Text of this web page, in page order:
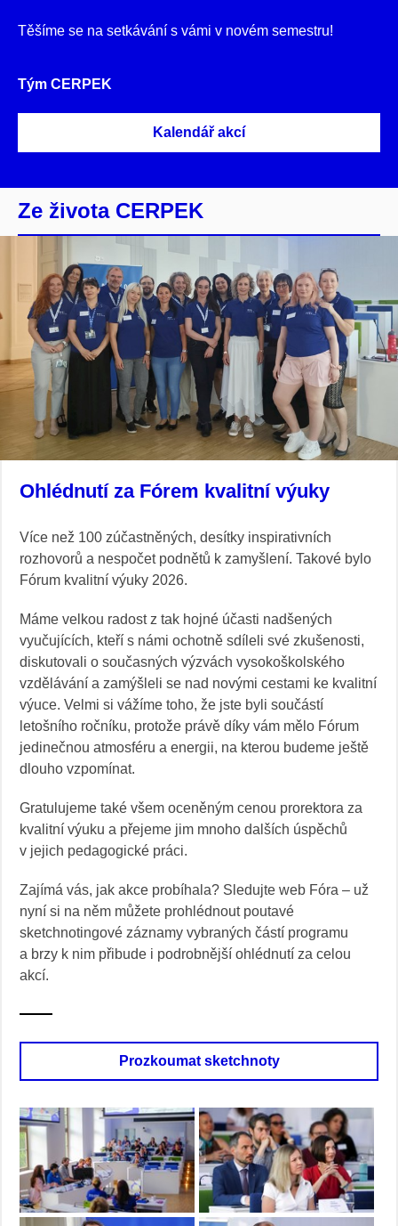
Těšíme se na setkávání s vámi v novém semestru!
Tým CERPEK
Kalendář akcí
Ze života CERPEK
Ohlédnutí za Fórem kvalitní výuky
Více než 100 zúčastněných, desítky inspirativních
rozhovorů a nespočet podnětů k zamyšlení. Takové bylo
Fórum kvalitní výuky 2026.
Máme velkou radost z tak hojné účasti nadšených
vyučujících, kteří s námi ochotně sdíleli své zkušenosti,
diskutovali o současných výzvách vysokoškolského
vzdělávání a zamýšleli se nad novými cestami ke kvalitní
výuce. Velmi si vážíme toho, že jste byli součástí
letošního ročníku, protože právě díky vám mělo Fórum
jedinečnou atmosféru a energii, na kterou budeme ještě
dlouho vzpomínat.
Gratulujeme také všem oceněným cenou prorektora za
kvalitní výuku a přejeme jim mnoho dalších úspěchů
v jejich pedagogické práci.
Zajímá vás, jak akce probíhala? Sledujte web Fóra – už
nyní si na něm můžete prohlédnout poutavé
sketchnotingové záznamy vybraných částí programu
a brzy k nim přibude i podrobnější ohlédnutí za celou
akcí.
Prozkoumat sketchnoty